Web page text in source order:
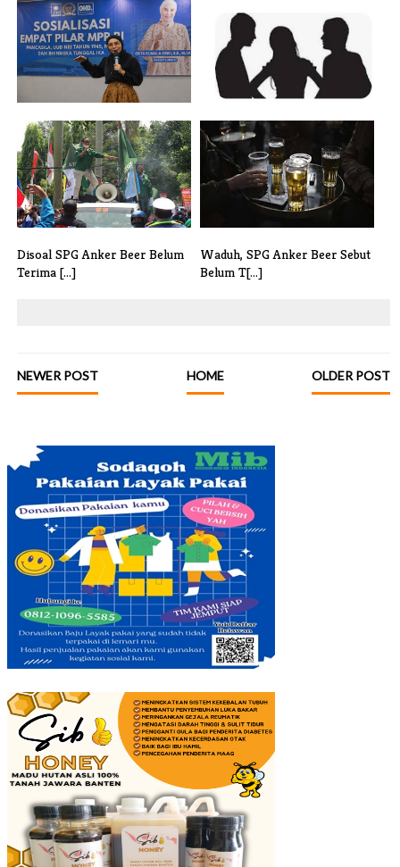
Pentingnya Penguatan
Wawasan Kebang[...]
Diduga Oknum BGN Banten
Terlibat Ci[...]
Disoal SPG Anker Beer Belum
Terima [...]
Waduh, SPG Anker Beer Sebut
Belum T[...]
NEWER POST OLDER POST
HOME